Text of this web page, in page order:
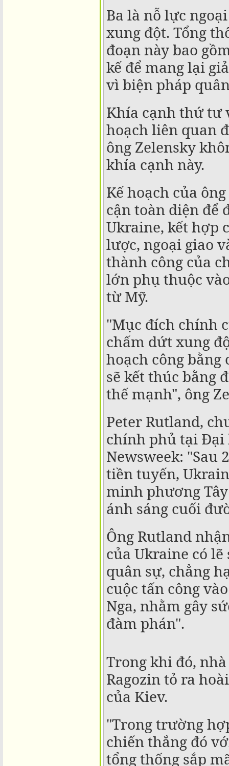
Ba là nỗ lực
xung đột. Tổng
đoạn này bao
kế để mang lại
vì biện pháp
Khía cạnh thứ tư
hoạch liên quan
ông Zelensky
khía cạnh này.
Kế hoạch của
cận toàn diện để
Ukraine, kết hợp
lược, ngoại giao
thành công của
lớn phụ thuộc
từ Mỹ.
"Mục đích chính
chấm dứt xung
hoạch công
sẽ kết thúc bằng
thế mạnh", ông
Peter Rutland,
chính phủ tại Đại
Newsweek: "Sau
tiền tuyến,
minh phương
ánh sáng cuối
Ông Rutland
của Ukraine có
quân sự, chẳng
cuộc tấn công
Nga, nhằm gây
đàm phán".
Trong khi đó,
Ragozin tỏ ra
của Kiev.
"Trong trường
chiến thắng đó
tổng thống sắp